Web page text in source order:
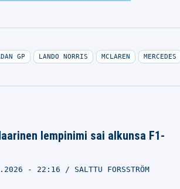
GP LANDO NORRIS MCLAREN MERCEDES
lempinimi sai alkunsa F1-
- 22:16 SALTTU FORSSTRÖM